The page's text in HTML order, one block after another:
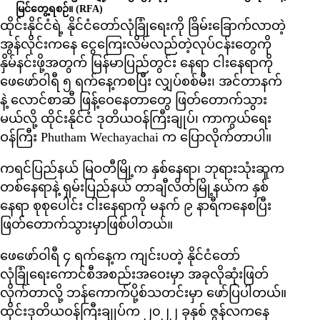
မြင်တွေ့ရစဉ်။(RFA)
ထိုင်းနိုင်ငံရဲ့ နိုင်ငံတော်လုံခြုံရေးကို ခြိမ်းခြောက်လာတဲ့
အွန်လိုင်းကနေ ငွေကြေးလိမ်လည်တဲ့လုပ်ငန်းတွေကို
နှိမ်နင်းဖို့အတွက် မြန်မာပြည်တွင်း နေရာ ငါးနေရာကို
ဖေဖော်ဝါရီ ၅ ရက်နေ့ကစပြီး လျှပ်စစ်မီး၊ အင်တာနက်
နဲ့ လောင်စာဆီ ဖြန့်ဝေနေတာတွေ ဖြတ်တောက်သွား
မယ်လို့ ထိုင်းနိုင်ငံ ဒုတိယဝန်ကြီးချုပ်၊ ကာကွယ်ရေး
ဝန်ကြီး Phutham Wechayachai က ပြောလိုက်တာပါ။
ကရင်ပြည်နယ် မြဝတီမြို့က နှစ်နေရာ၊ ဘုရားသုံးဆူက
တစ်နေရာနဲ့ ရှမ်းပြည်နယ် တာချီလိတ်မြို့နယ်က နှစ်
နေရာ စုစုပေါင်း ငါးနေရာကို မနက် ၉ နာရီကနေစပြီး
ဖြတ်တောက်သွားမှာဖြစ်ပါတယ်။
ဖေဖော်ဝါရီ ၄ ရက်နေ့က ကျင်းပတဲ့ နိုင်ငံတော်
လုံခြုံရေးကောင်စီအစည်းအဝေးမှာ အခုလိုဆုံးဖြတ်
လိုက်တာလို့ ဘန်ကောက်ပို့စ်သတင်းမှာ ဖော်ပြပါတယ်။
ထိုင်းဒုတိယဝန်ကြီးချုပ်က ၂၀၂၂ ခုနှစ် ဇွန်လကနေ